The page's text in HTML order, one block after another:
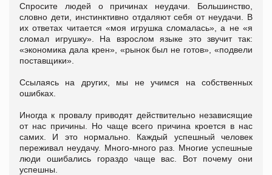
Спросите людей о причинах неудачи. Большинство,
словно дети, инстинктивно отдаляют себя от неудачи. В
их ответах читается «моя игрушка сломалась», а не «я
сломал игрушку». На взрослом языке это звучит так:
«экономика дала крен», «рынок был не готов», «подвели
поставщики».
Ссылаясь на других, мы не учимся на собственных
ошибках.
Иногда к провалу приводят действительно независящие
от нас причины. Но чаще всего причина кроется в нас
самих. И это нормально. Каждый успешный человек
переживал неудачу. Много-много раз. Многие успешные
люди ошибались гораздо чаще вас. Вот почему они
успешны.